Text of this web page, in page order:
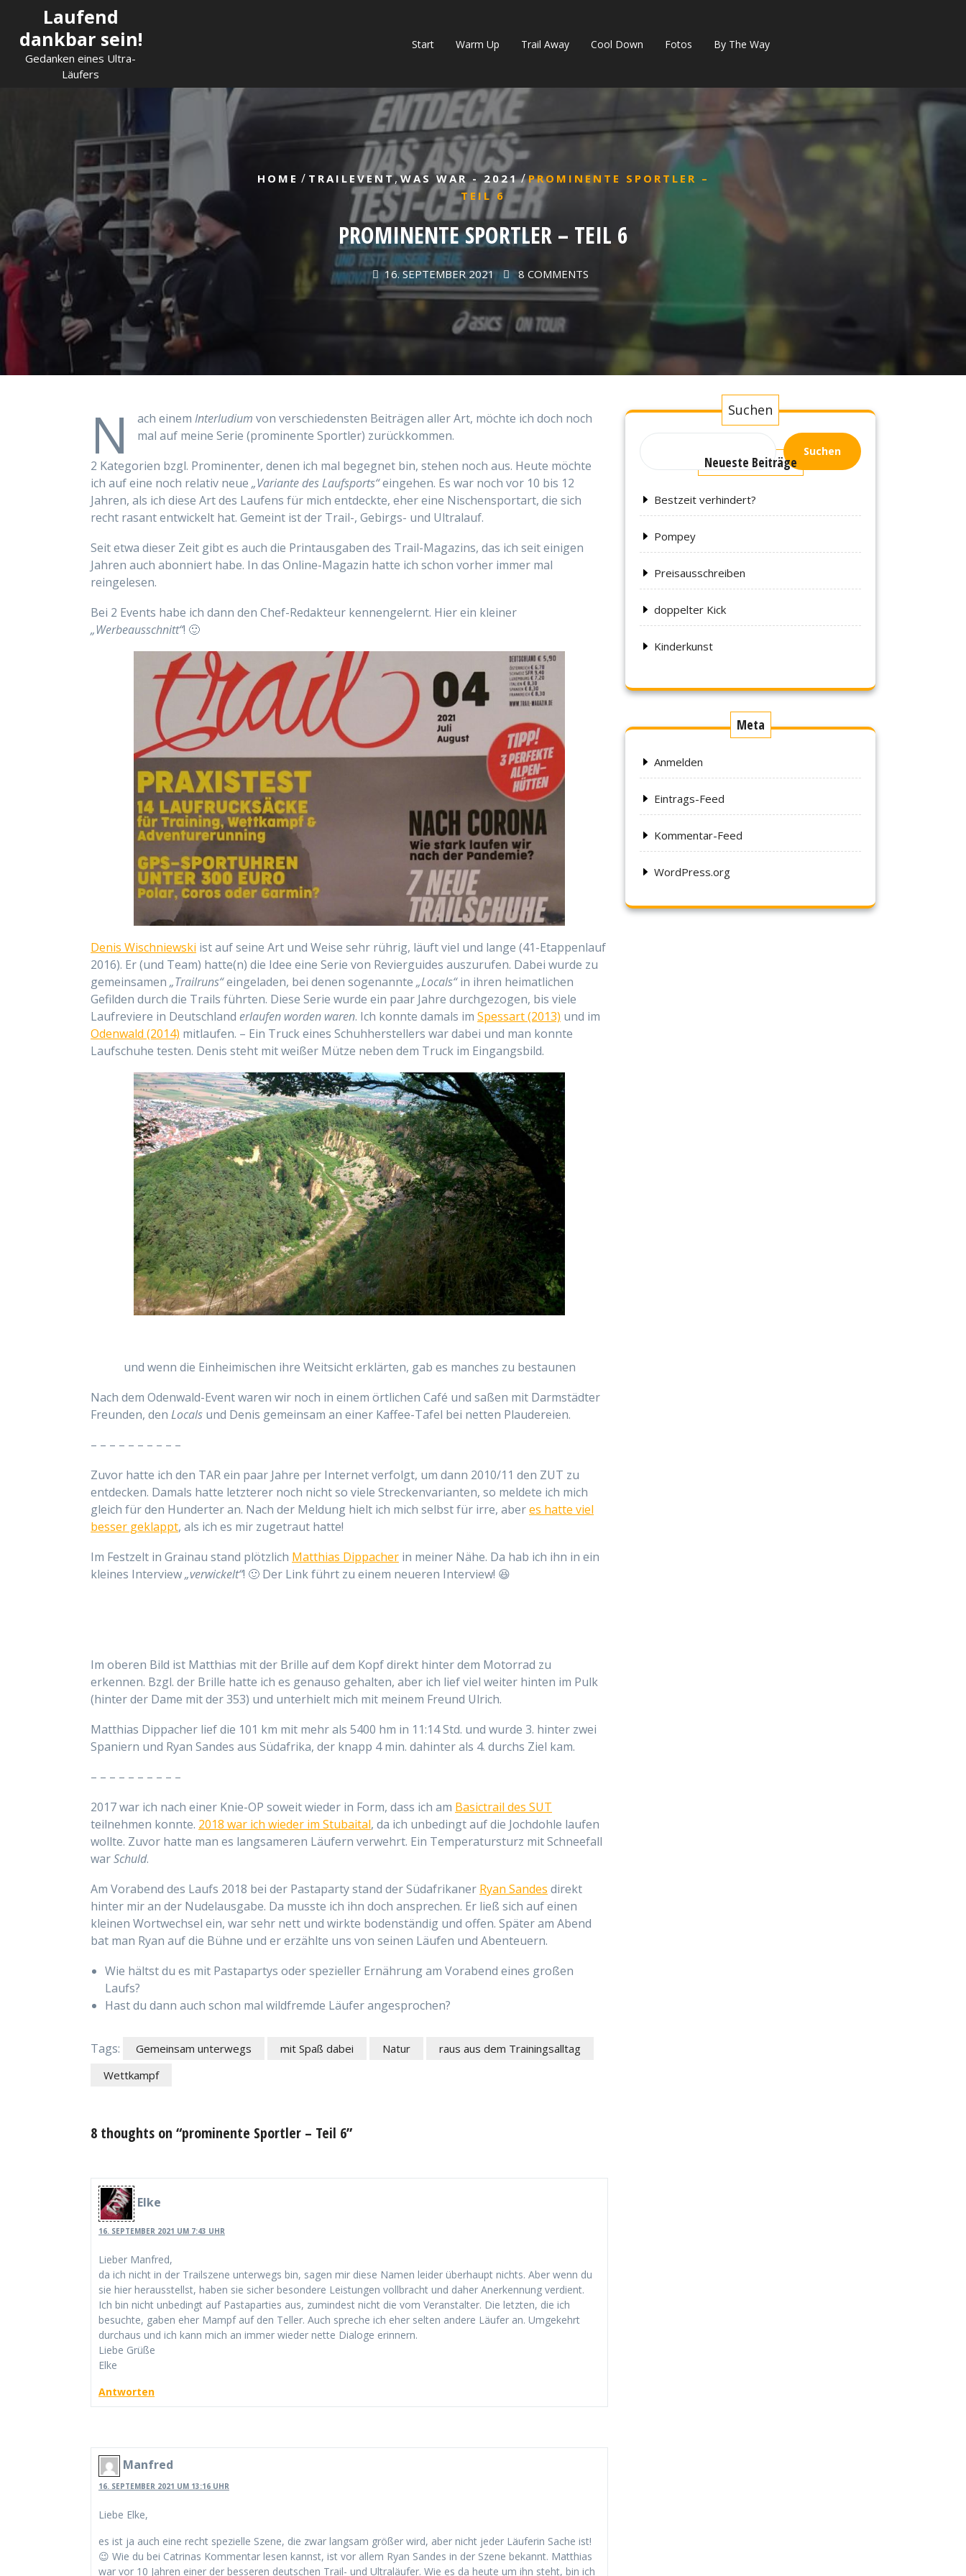
content
Laufend
dankbar sein!
Gedanken eines Ultra-
Läufers
Start Warm Up Trail Away Cool Down Fotos By The Way
HOME / TRAILEVENT,WAS WAR - 2021/PROMINENTE SPORTLER –
TEIL 6
PROMINENTE SPORTLER – TEIL 6
16. SEPTEMBER 2021 8 COMMENTS
N ach einem Interludium von verschiedensten Beiträgen aller Art, möchte ich doch noch
mal auf meine Serie (prominente Sportler) zurückkommen.
2 Kategorien bzgl. Prominenter, denen ich mal begegnet bin, stehen noch aus. Heute möchte
ich auf eine noch relativ neue „Variante des Laufsports“eingehen. Es war noch vor 10 bis 12
Jahren, als ich diese Art des Laufens für mich entdeckte, eher eine Nischensportart, die sich
recht rasant entwickelt hat. Gemeint ist der Trail-, Gebirgs- und Ultralauf.
Seit etwa dieser Zeit gibt es auch die Printausgaben des Trail-Magazins, das ich seit einigen
Jahren auch abonniert habe. In das Online-Magazin hatte ich schon vorher immer mal
reingelesen.
Bei 2 Events habe ich dann den Chef-Redakteur kennengelernt. Hier ein kleiner
„Werbeausschnitt“! 🙂
Denis Wischniewski ist auf seine Art und Weise sehr rührig, läuft viel und lange (41-Etappenlauf
2016). Er (und Team) hatte(n) die Idee eine Serie von Revierguides auszurufen. Dabei wurde zu
gemeinsamen „Trailruns“eingeladen, bei denen sogenannte „Locals“in ihren heimatlichen
Gefilden durch die Trails führten. Diese Serie wurde ein paar Jahre durchgezogen, bis viele
Laufreviere in Deutschland erlaufen worden waren. Ich konnte damals im Spessart (2013) und im
Odenwald (2014) mitlaufen. – Ein Truck eines Schuhherstellers war dabei und man konnte
Laufschuhe testen. Denis steht mit weißer Mütze neben dem Truck im Eingangsbild.
und wenn die Einheimischen ihre Weitsicht erklärten, gab es manches zu bestaunen
Nach dem Odenwald-Event waren wir noch in einem örtlichen Café und saßen mit Darmstädter
Freunden, den Locals und Denis gemeinsam an einer Kaffee-Tafel bei netten Plaudereien.
– – – – – – – – – –
Zuvor hatte ich den TAR ein paar Jahre per Internet verfolgt, um dann 2010/11 den ZUT zu
entdecken. Damals hatte letzterer noch nicht so viele Streckenvarianten, so meldete ich mich
gleich für den Hunderter an. Nach der Meldung hielt ich mich selbst für irre, aberes hatte viel
besser geklappt, als ich es mir zugetraut hatte!
Im Festzelt in Grainau stand plötzlich Matthias Dippacher in meiner Nähe. Da hab ich ihn in ein
kleines Interview„verwickelt“! 🙂 Der Link führt zu einem neueren Interview! 😆
Im oberen Bild ist Matthias mit der Brille auf dem Kopf direkt hinter dem Motorrad zu
erkennen. Bzgl. der Brille hatte ich es genauso gehalten, aber ich lief viel weiter hinten im Pulk
(hinter der Dame mit der 353) und unterhielt mich mit meinem Freund Ulrich.
Matthias Dippacher lief die 101 km mit mehr als 5400 hm in 11:14 Std. und wurde 3. hinter zwei
Spaniern und Ryan Sandes aus Südafrika, der knapp 4 min. dahinter als 4. durchs Ziel kam.
– – – – – – – – – –
2017 war ich nach einer Knie-OP soweit wieder in Form, dass ich am Basictrail des SUT
teilnehmen konnte. 2018 war ich wieder im Stubaital, da ich unbedingt auf die Jochdohle laufen
wollte. Zuvor hatte man es langsameren Läufern verwehrt. Ein Temperatursturz mit Schneefall
warSchuld.
Am Vorabend des Laufs 2018 bei der Pastaparty stand der Südafrikaner Ryan Sandes direkt
hinter mir an der Nudelausgabe. Da musste ich ihn doch ansprechen. Er ließ sich auf einen
kleinen Wortwechsel ein, war sehr nett und wirkte bodenständig und offen. Später am Abend
bat man Ryan auf die Bühne und er erzählte uns von seinen Läufen und Abenteuern.
Wie hältst du es mit Pastapartys oder spezieller Ernährung am Vorabend eines großen
Laufs?
Hast du dann auch schon mal wildfremde Läufer angesprochen?
Tags: Gemeinsam unterwegs mit Spaß dabei Natur
raus aus dem Trainingsalltag
Wettkampf
8 thoughts on “prominente Sportler – Teil 6”
Elke
16. SEPTEMBER 2021 UM 7:43 UHR
Lieber Manfred,
da ich nicht in der Trailszene unterwegs bin, sagen mir diese Namen leider überhaupt nichts. Aber wenn du
sie hier herausstellst, haben sie sicher besondere Leistungen vollbracht und daher Anerkennung verdient.
Ich bin nicht unbedingt auf Pastaparties aus, zumindest nicht die vom Veranstalter. Die letzten, die ich
besuchte, gaben eher Mampf auf den Teller. Auch spreche ich eher selten andere Läufer an. Umgekehrt
durchaus und ich kann mich an immer wieder nette Dialoge erinnern.
Liebe Grüße
Elke
Antworten
Manfred
16. SEPTEMBER 2021 UM 13:16 UHR
Liebe Elke,
es ist ja auch eine recht spezielle Szene, die zwar langsam größer wird, aber nicht jeder Läuferin Sache ist!
😉 Wie du bei Catrinas Kommentar lesen kannst, ist vor allem Ryan Sandes in der Szene bekannt. Matthias
war vor 10 Jahren einer der besseren deutschen Trail- und Ultraläufer. Wie es da heute um ihn steht, bin ich
Suchen
Suchen
Neueste Beiträge
Bestzeit verhindert?
Pompey
Preisausschreiben
doppelter Kick
Kinderkunst
Meta
Anmelden
Eintrags-Feed
Kommentar-Feed
WordPress.org